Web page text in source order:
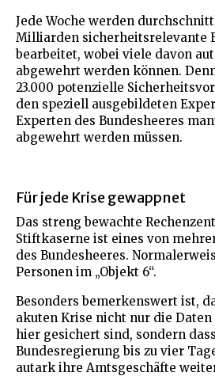
Jede Woche werden
Milliarden sicherheitsrelevante
bearbeitet, wobei viele davon
abgewehrt werden können.
23.000 potenzielle
den speziell ausgebildeten
Experten des Bundesheeres
abgewehrt werden müssen.
Für jede Krise gewappnet
Das streng bewachte
Stiftkaserne ist eines von
des Bundesheeres.
Personen im „Objekt 6“.
Besonders bemerkenswert ist,
akuten Krise nicht nur die Daten
hier gesichert sind, sondern
Bundesregierung bis zu vier
autark ihre Amtsgeschäfte